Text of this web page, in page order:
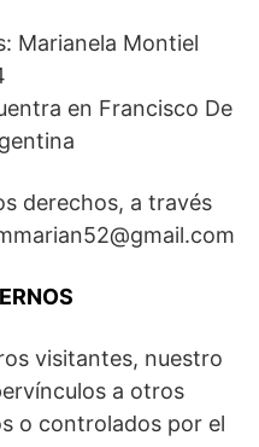
Marianela Montiel
en Francisco De
derechos, a través
visitantes, nuestro
a otros
o controlados por el